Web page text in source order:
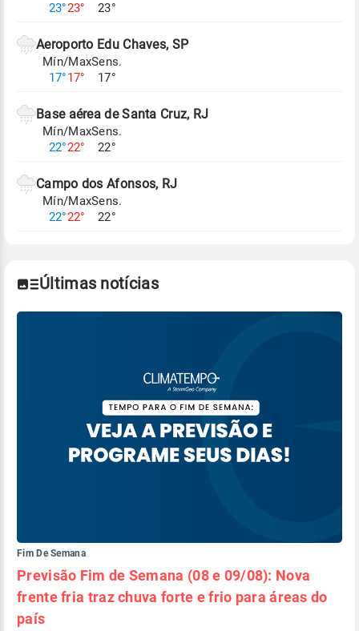
23°23°
23°
Aeroporto Edu Chaves, SP
Mín/Max
17°17°
Sens.
17°
Base aérea de Santa Cruz, RJ
Mín/Max
22°22°
Sens.
22°
Campo dos Afonsos, RJ
Mín/Max
22°22°
Sens.
22°
Últimas notícias
Fim De Semana
Previsão Fim de Semana (08 e 09/08): Nova
frente fria traz chuva forte e frio para áreas do
país